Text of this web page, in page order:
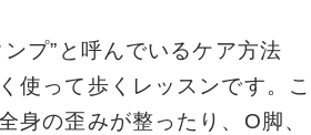
ンプ”と呼んでいるケア方法
使って歩くレッスンです。こ
身の歪みが整ったり、O脚、